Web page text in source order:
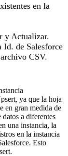
en la
y Actualizar.
Id. de Salesforce
CSV.
ya que la hoja
en gran medida de
a diferentes
una instancia, la
en la instancia
Esto